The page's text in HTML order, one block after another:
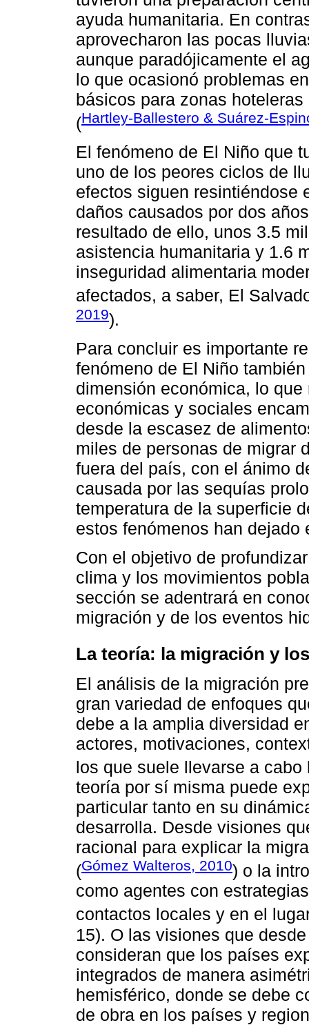
ayuda humanitaria. En
aprovecharon las pocas
aunque paradójicamente el
lo que ocasionó problemas
básicos para zonas
(Hartley-Ballestero & Suárez-
El fenómeno de El Niño que
uno de los peores ciclos de
efectos siguen resintiéndose
daños causados por dos
resultado de ello, unos 3.5
asistencia humanitaria y 1.6
inseguridad alimentaria
afectados, a saber, El
2019).
Para concluir es importante
fenómeno de El Niño
dimensión económica, lo
económicas y sociales
desde la escasez de
miles de personas de migrar
fuera del país, con el ánimo
causada por las sequías
temperatura de la superficie
estos fenómenos han dejado
Con el objetivo de
clima y los movimientos
sección se adentrará en
migración y de los eventos
La teoría: la migración y
El análisis de la migración
gran variedad de enfoques
debe a la amplia diversidad
actores, motivaciones,
los que suele llevarse a cabo
teoría por sí misma puede
particular tanto en su
desarrolla. Desde visiones
racional para explicar la
(Gómez Walteros, 2010) o la
como agentes con
contactos locales y en el
15). O las visiones que
consideran que los países
integrados de manera
hemisférico, donde se debe
de obra en los países y